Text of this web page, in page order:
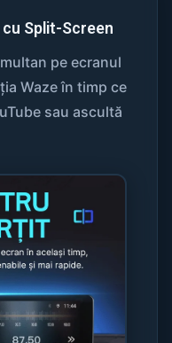
Split-Screen
pe ecranul
Waze în timp ce
sau ascultă